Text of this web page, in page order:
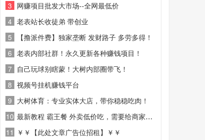
3 网赚项目批发大市场--全网最低价
4 老表站长收徒弟 带创业
5
【撸派件费】独家垄断 发财路子 多劳多得！
6 老表内部社群！永久更新各种赚钱项目！
7 自己玩球别瞎蒙！大树内部圈带飞！
8 视频号挂机赚钱平台
9 大树体育：专业实体大店，带你稳稳吃肉！
10 最新教程 霸王餐 外卖低价吃，需要给商家好评
11 ￥￥【此处文章广告位招租】￥￥